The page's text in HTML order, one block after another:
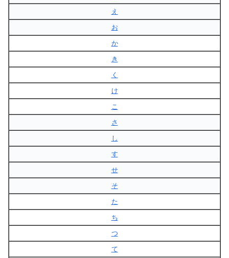
え
お
か
き
く
け
こ
さ
し
す
せ
そ
た
ち
つ
て